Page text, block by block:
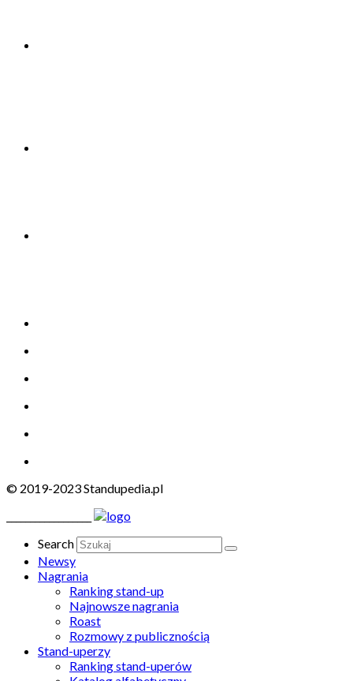
© 2019-2023 Standupedia.pl
Search
Newsy
Nagrania
Ranking stand-up
Najnowsze nagrania
Roast
Rozmowy z publicznością
Stand-uperzy
Ranking stand-uperów